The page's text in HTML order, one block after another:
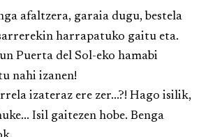
afaltzera, garaia dugu, bestela
harrapatuko gaitu eta.
Puerta del Sol-eko hamabi
nahi izanen!
izateraz ere zer...?! Hago isilik,
Isil gaitezen hobe. Benga